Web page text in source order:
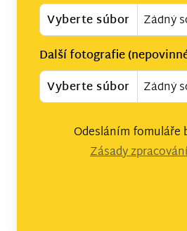
Vyberte súbor
Další fotografie
Vyberte súbor
Odesláním fomuláře
Zásady